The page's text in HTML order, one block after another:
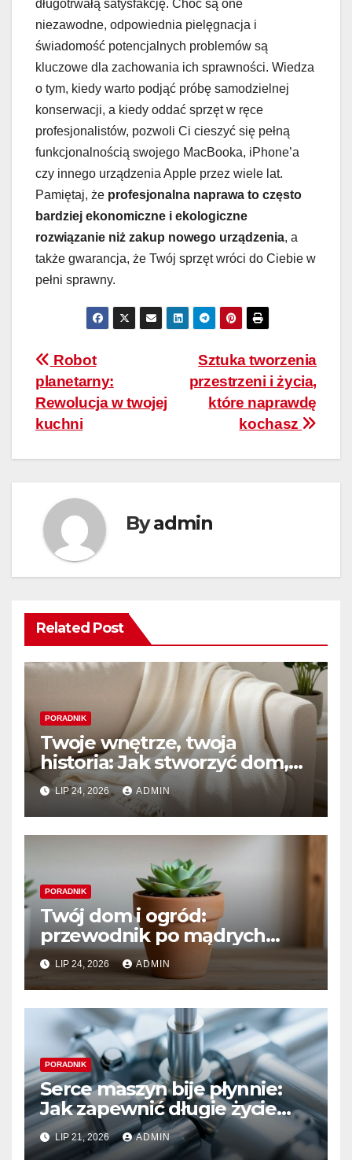
długotrwałą satysfakcję. Choć są one
niezawodne, odpowiednia pielęgnacja i
świadomość potencjalnych problemów są
kluczowe dla zachowania ich sprawności. Wiedza
o tym, kiedy warto podjąć próbę samodzielnej
konserwacji, a kiedy oddać sprzęt w ręce
profesjonalistów, pozwoli Ci cieszyć się pełną
funkcjonalnością swojego MacBooka, iPhone’a
czy innego urządzenia Apple przez wiele lat.
Pamiętaj, że profesjonalna naprawa to często
bardziej ekonomiczne i ekologiczne
rozwiązanie niż zakup nowego urządzenia, a
także gwarancja, że Twój sprzęt wróci do Ciebie w
pełni sprawny.
Nawigacja
wpisu
Sztuka tworzenia
przestrzeni i życia,
które naprawdę
kochasz
Robot
planetarny:
Rewolucja w twojej
kuchni
Byadmin
Related Post
PORADNIK
Twoje wnętrze, twoja
historia: Jak stworzyć dom,
który naprawdę kochasz
LIP 24, 2026 ADMIN
PORADNIK
Twój dom i ogród:
przewodnik po mądrych
wyborach i trwałym pięknie
LIP 24, 2026 ADMIN
PORADNIK
Serce maszyn bije płynnie:
Jak zapewnić długie życie
systemom hydraulicznym
Sauer Danfoss
LIP 21, 2026 ADMIN